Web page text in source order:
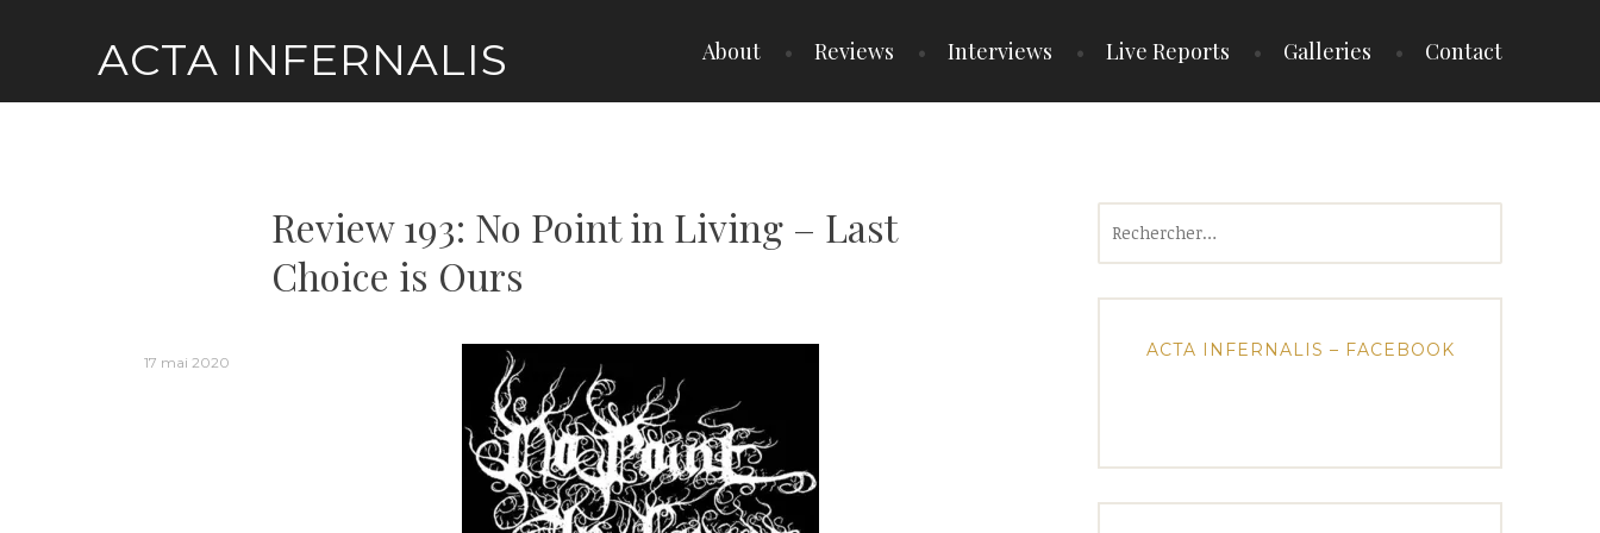
ACTA INFERNALIS About Reviews Interviews Live Reports Galleries Contact
Review 193: No Point in Living – Last
Choice is Ours
17 mai 2020
ACTA INFERNALIS – FACEBOOK